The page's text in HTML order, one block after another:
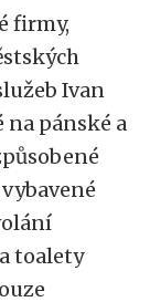
firmy,
Ivan
na pánské a
toalety